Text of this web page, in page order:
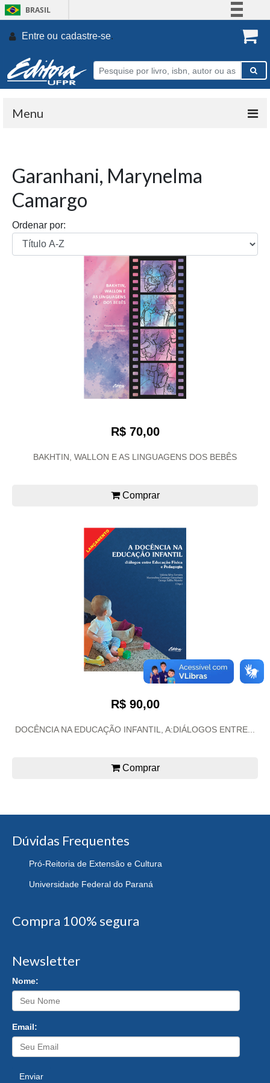
BRASIL
Participe
Entre ou cadastre-se.
Menu
Garanhani, Marynelma
Camargo
Ordenar por:
R$ 70,00
BAKHTIN, WALLON E AS LINGUAGENS DOS BEBÊS
Comprar
R$ 90,00
DOCÊNCIA NA EDUCAÇÃO INFANTIL, A:DIÁLOGOS ENTRE...
Comprar
Dúvidas Frequentes
Pró-Reitoria de Extensão e Cultura
Universidade Federal do Paraná
Compra 100% segura
Newsletter
Nome:
Email:
Enviar